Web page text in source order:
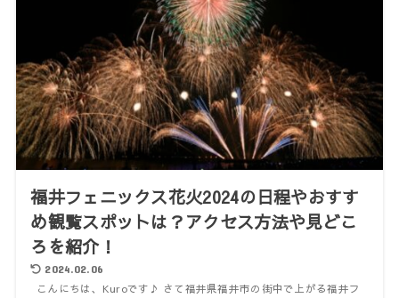
福井フェニックス花火2024の日程やおすす
め観覧スポットは？アクセス方法や見どこ
ろを紹介！
2024.02.06
こんにちは、Kuroです♪ さて福井県福井市の街中で上がる福井フ